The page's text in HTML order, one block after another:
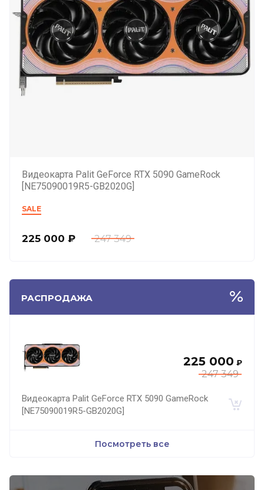
Видеокарта Palit GeForce RTX 5090 GameRock
[NE75090019R5-GB2020G]
SALE
247 349
225 000 ₽
РАСПРОДАЖА
247 349
225 000 ₽
Видеокарта Palit GeForce RTX 5090 GameRock
[NE75090019R5-GB2020G]
Посмотреть все